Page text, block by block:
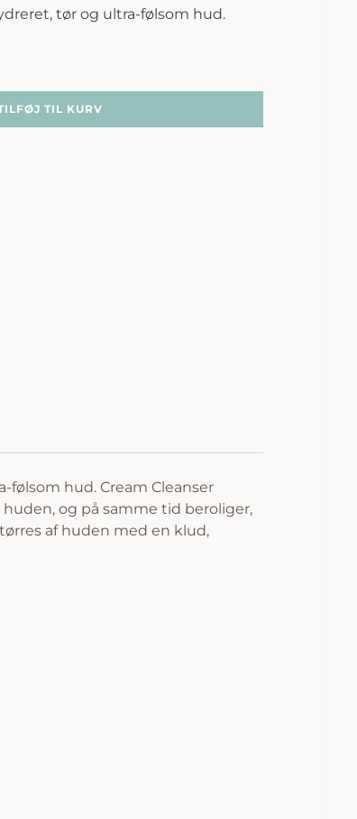
tør og ultra-følsom hud.
TIL KURV
følsom hud. Cream Cleanser
og på samme tid beroliger,
af huden med en klud,